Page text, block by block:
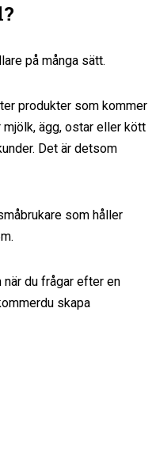
på många sätt.
produkter som kommer
ägg, ostar eller kött
Det är detsom
som håller
du frågar efter en
skapa